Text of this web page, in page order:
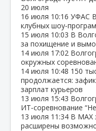
20 июля
16 июля 10:16 УФАС
клубных
15 июля 10:03 В
за похищение и
14 июля 17:02
окружных
14 июля 10:48 150
продолжается:
зарплат курьеров
13 июля 15:43
ИТ‑соревнование
13 июля 11:34 В МАХ
расширены